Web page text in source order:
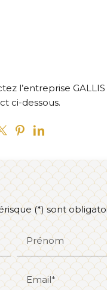
l’entreprise GALLIS
ci-dessous.
(*) sont
Prénom
Email*